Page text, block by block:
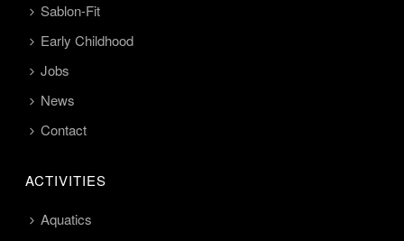
Sablon-Fit
Early Childhood
Jobs
News
Contact
ACTIVITIES
Aquatics